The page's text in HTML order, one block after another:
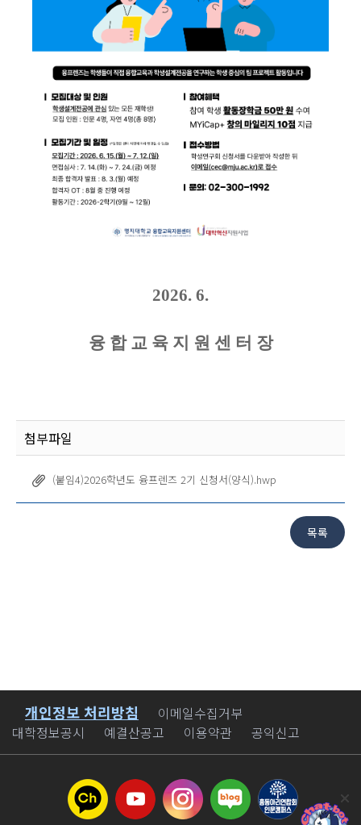
2026. 6.
융 합 교 육 지 원 센 터 장
첨부파일
(붙임4)2026학년도 융프렌즈 2기 신청서(양식).hwp
바로가기
개인정보 처리방침
이메일수집거부
대학정보공시
예결산공고 이용약관 공익신고